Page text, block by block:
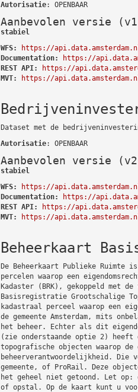
Autorisatie: OPENBAAR
Aanbevolen versie
stabiel
WFS:
https://
Documentation:
https://
REST API:
https://
MVT:
https://
Dataset met de
Autorisatie: OPENBAAR
Aanbevolen versie
stabiel
WFS:
https://
Documentation:
https://
REST API:
https://
MVT:
https://
Beheerkaart
De Beheerkaart Publieke Ruimte
percelen waarop een
Kadaster (BRK), gekoppeld met
Basisregistratie Grootschalige
kadastraal perceel waarop een
de gemeente Amsterdam, mits
het beheer. Echter als dit
(zie onderstaande optie 2) heeft
topografische objecten waarop de
beheerverantwoordelijkheid. Die
gemeente, of ProRail. Deze
het geheel niet getoond. Let op:
of opstal. Op de kaart kunt u voor